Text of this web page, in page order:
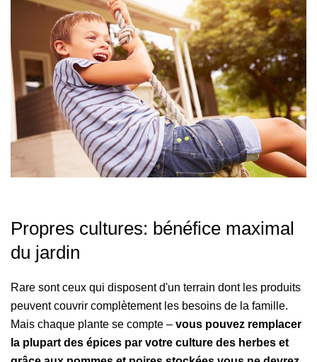
Propres cultures: bénéfice maximal
du jardin
Rare sont ceux qui disposent d'un terrain dont les produits
peuvent couvrir complètement les besoins de la famille.
Mais chaque plante se compte – vous pouvez remplacer
la plupart des épices par votre culture des herbes et